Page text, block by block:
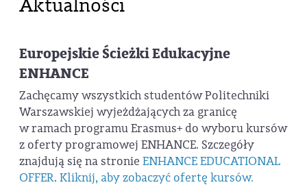
Aktualności
Europejskie Ścieżki Edukacyjne
ENHANCE
Zachęcamy wszystkich studentów Politechniki
Warszawskiej wyjeżdżających za granicę
w ramach programu Erasmus+ do wyboru kursów
z oferty programowej ENHANCE. Szczegóły
znajdują się na stronie ENHANCE EDUCATIONAL
OFFER. Kliknij, aby zobaczyć ofertę kursów.